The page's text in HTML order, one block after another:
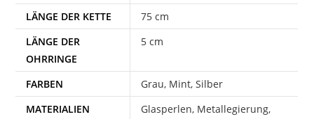
LÄNGE DER KETTE
75 cm
LÄNGE DER
OHRRINGE
5 cm
FARBEN
Grau, Mint, Silber
MATERIALIEN
Glasperlen, Metallegierung,